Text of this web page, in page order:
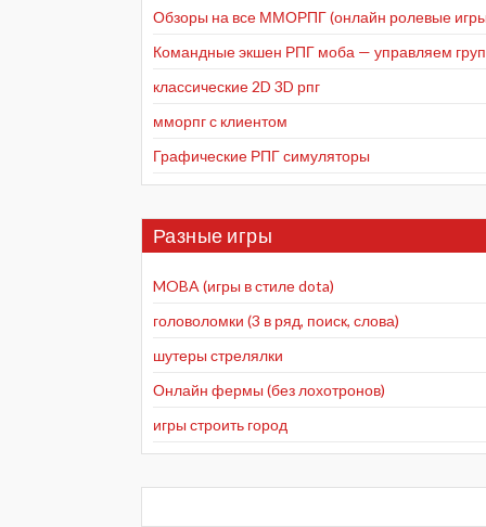
Обзоры на все ММОРПГ (онлайн ролевые
Командные экшен РПГ моба — управляем
классические 2D 3D рпг
мморпг с клиентом
Графические РПГ симуляторы
Разные игры
MOBA (игры в стиле dota)
головоломки (3 в ряд, поиск, слова)
шутеры стрелялки
Онлайн фермы (без лохотронов)
игры строить город